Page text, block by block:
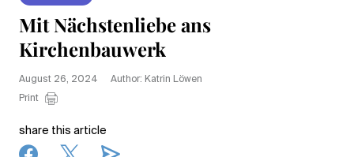
Mit Nächstenliebe ans
Kirchenbauwerk
August 26, 2024
Author: Katrin Löwen
Print
share this article